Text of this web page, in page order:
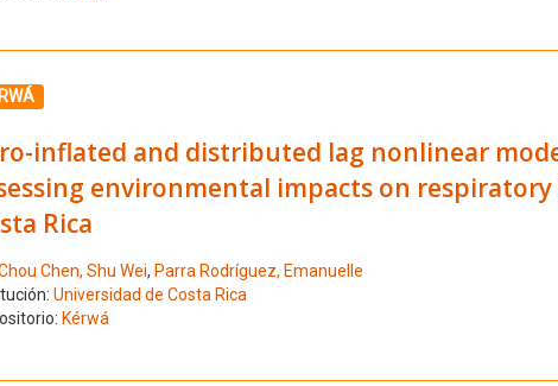
el número de resultado 6
inflated and distributed lag nonlinear
environmental impacts on
Rica
Chen, Shu Wei, Parra Rodríguez, Emanuelle
Universidad de Costa Rica
Kérwá